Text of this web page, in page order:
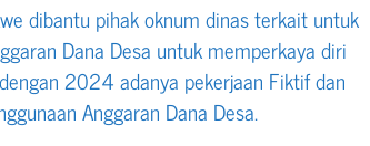
dibantu pihak oknum dinas terkait untuk
Dana Desa untuk memperkaya diri
2024 adanya pekerjaan Fiktif dan
Anggaran Dana Desa.